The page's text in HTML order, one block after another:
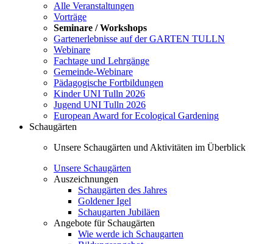
Alle Veranstaltungen
Vorträge
Seminare / Workshops
Gartenerlebnisse auf der GARTEN TULLN
Webinare
Fachtage und Lehrgänge
Gemeinde-Webinare
Pädagogische Fortbildungen
Kinder UNI Tulln 2026
Jugend UNI Tulln 2026
European Award for Ecological Gardening
Schaugärten
Unsere Schaugärten und Aktivitäten im Überblick
Unsere Schaugärten
Auszeichnungen
Schaugärten des Jahres
Goldener Igel
Schaugarten Jubiläen
Angebote für Schaugärten
Wie werde ich Schaugarten